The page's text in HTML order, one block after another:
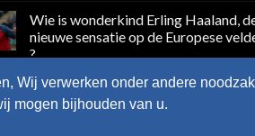
dan
100
goals
voor
zijn
scoort
op
50
jaar
geleden
Engeland
nog
eens
in
Wie is wonderkind Erling Haaland,
nieuwe sensatie op de Europese
?
reacties
Wie
Wij verwerken onder andere
mogen bijhouden van u.